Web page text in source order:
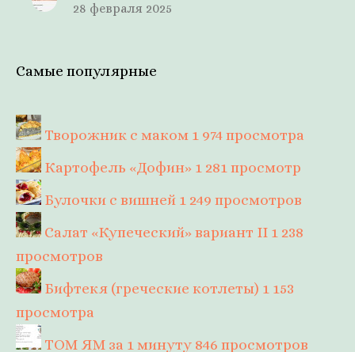
28 февраля 2025
Самые популярные
Творожник с маком 1 974 просмотра
Картофель «Дофин» 1 281 просмотр
Булочки с вишней 1 249 просмотров
Салат «Купеческий» вариант II 1 238
просмотров
Бифтекя (греческие котлеты) 1 153
просмотра
ТОМ ЯМ за 1 минуту 846 просмотров